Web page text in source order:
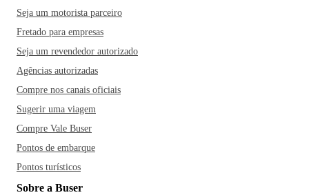
Seja um motorista parceiro
Fretado para empresas
Seja um revendedor autorizado
Agências autorizadas
Compre nos canais oficiais
Sugerir uma viagem
Compre Vale Buser
Pontos de embarque
Pontos turísticos
Sobre a Buser